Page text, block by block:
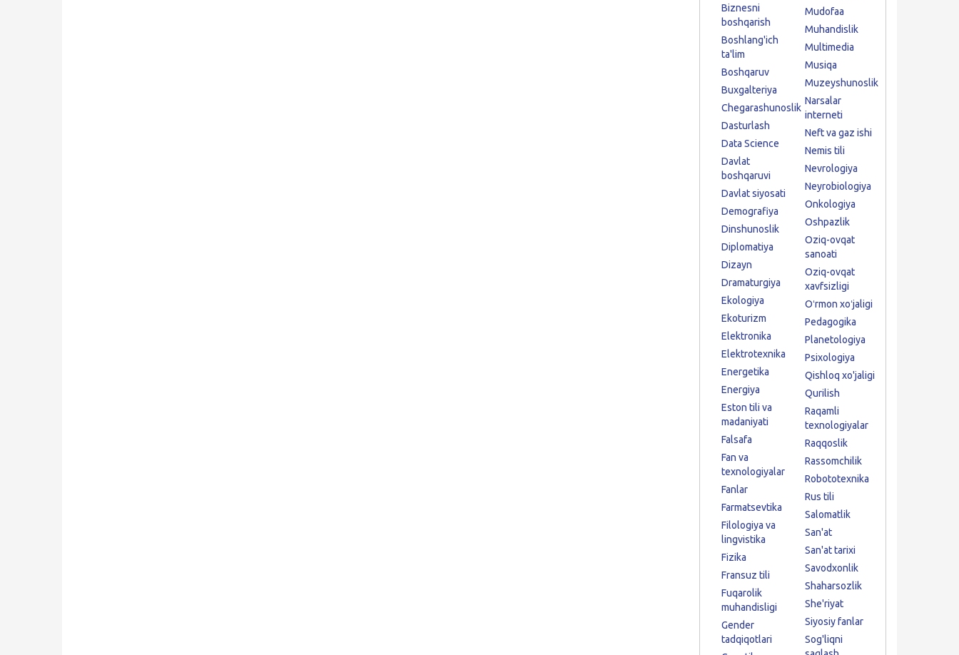
Biznesni
boshqarish
Boshlang'ich
ta'lim
Boshqaruv
Buxgalteriya
Chegarashunoslik
Dasturlash
Data Science
Davlat
boshqaruvi
Davlat siyosati
Demografiya
Dinshunoslik
Diplomatiya
Dizayn
Dramaturgiya
Ekologiya
Ekoturizm
Elektronika
Elektrotexnika
Energetika
Energiya
Eston tili va
madaniyati
Falsafa
Fan va
texnologiyalar
Fanlar
Farmatsevtika
Filologiya va
lingvistika
Fizika
Fransuz tili
Fuqarolik
muhandisligi
Gender
tadqiqotlari
Mudofaa
Muhandislik
Multimedia
Musiqa
Muzeyshunoslik
Narsalar
interneti
Neft va gaz ishi
Nemis tili
Nevrologiya
Neyrobiologiya
Onkologiya
Oshpazlik
Oziq-ovqat
sanoati
Oziq-ovqat
xavfsizligi
Oʻrmon xoʻjaligi
Pedagogika
Planetologiya
Psixologiya
Qishloq xo'jaligi
Qurilish
Raqamli
texnologiyalar
Raqqoslik
Rassomchilik
Robototexnika
Rus tili
Salomatlik
San'at
San'at tarixi
Savodxonlik
Shaharsozlik
She'riyat
Siyosiy fanlar
Sog'liqni